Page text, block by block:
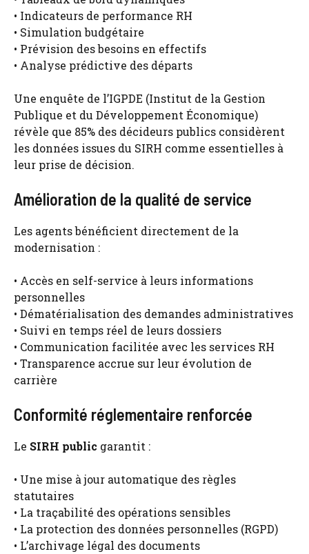
• Indicateurs de performance RH
• Simulation budgétaire
• Prévision des besoins en effectifs
• Analyse prédictive des départs
Une enquête de l’IGPDE (Institut de la Gestion
Publique et du Développement Économique)
révèle que 85% des décideurs publics considèrent
les données issues du SIRH comme essentielles à
leur prise de décision.
Amélioration de la qualité de service
Les agents bénéficient directement de la
modernisation :
• Accès en self-service à leurs informations
personnelles
• Dématérialisation des demandes administratives
• Suivi en temps réel de leurs dossiers
• Communication facilitée avec les services RH
• Transparence accrue sur leur évolution de
carrière
Conformité réglementaire renforcée
Le SIRH public garantit :
• Une mise à jour automatique des règles
statutaires
• La traçabilité des opérations sensibles
• La protection des données personnelles (RGPD)
• L’archivage légal des documents